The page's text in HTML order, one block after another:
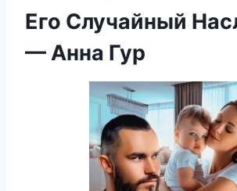
Его Случайный
— Анна Гур